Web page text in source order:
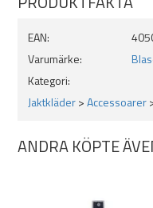
EAN:
Varumärke:
Kategori:
Jaktkläder>Accessoarer
ANDRA KÖPTE